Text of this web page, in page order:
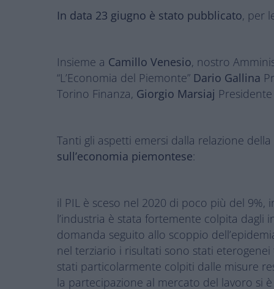
In data 23 giugno è stato pubblicato, per
Insieme a Camillo Venesio, nostro
“L’Economia del Piemonte” Dario Gallina
Torino Finanza, Giorgio Marsiaj
Tanti gli aspetti emersi dalla relazione
sull’economia piemontese:
il PIL è sceso nel 2020 di poco più del
l’industria è stata fortemente colpita dagli
domanda seguito allo scoppio
nel terziario i risultati sono stati
stati particolarmente colpiti dalle misure
la partecipazione al mercato del lavoro si